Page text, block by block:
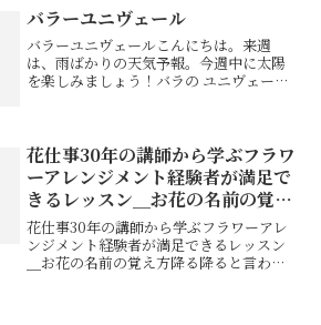
っていたつもりだったのですが動画じゃ
なく、写真をとってしまってい...
バラーユニヴェール
バラーユニヴェールこんにちは。来週
は、雨ばかりの天気予報。今週中に太陽
を楽しみましょう！バラの ユニヴェール
のグラスセンターになる...
花仕事30年の講師から学ぶフラワ
ーアレンジメント経験者が満足で
きるレッスン＿お花の名前の覚え
方
花仕事30年の講師から学ぶフラワーアレ
ンジメント経験者が満足できるレッスン
＿お花の名前の覚え方降る降ると言われ